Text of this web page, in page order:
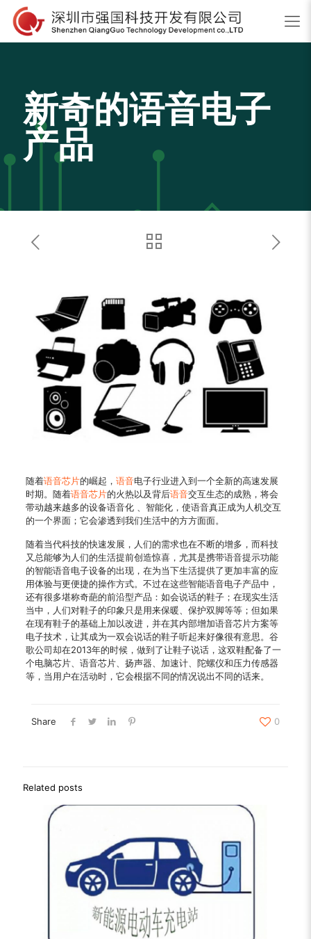
新奇的语音电子
产品
随着语音芯片的崛起， 语音电子行业进入到一个全新的高速发展
时期。随着语音芯片的火热以及背后语音交互生态的成熟，将会
带动越来越多的设备语音化 、智能化，使语音真正成为人机交互
的一个界面；它会渗透到我们生活中的方方面面。
随着当代科技的快速发展，人们的需求也在不断的增多，而科技
又总能够为人们的生活提前创造惊喜，尤其是携带语音提示功能
的智能语音电子设备的出现，在为当下生活提供了更加丰富的应
用体验与更便捷的操作方式。不过在这些智能语音电子产品中，
还有很多堪称奇葩的前沿型产品：如会说话的鞋子；在现实生活
当中，人们对鞋子的印象只是用来保暖、保护双脚等等；但如果
在现有鞋子的基础上加以改进，并在其内部增加语音芯片方案等
电子技术，让其成为一双会说话的鞋子听起来好像很有意思。谷
歌公司却在2013年的时候，做到了让鞋子说话，这双鞋配备了一
个电脑芯片、语音芯片、扬声器、加速计、陀螺仪和压力传感器
等，当用户在活动时，它会根据不同的情况说出不同的话来。
Share 0
Related posts